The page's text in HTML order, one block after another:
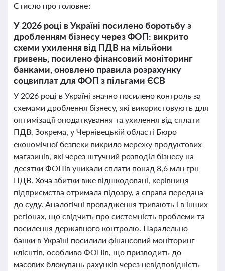
Стисло про головне:
У 2026 році в Україні посилено боротьбу з
дробленням бізнесу через ФОП: викрито
схеми ухилення від ПДВ на мільйони
гривень, посилено фінансовий моніторинг
банками, оновлено правила розрахунку
соцвиплат для ФОП з пільгами ЄСВ
У 2026 році в Україні значно посилено контроль за
схемами дроблення бізнесу, які використовують для
оптимізації оподаткування та ухилення від сплати
ПДВ. Зокрема, у Чернівецькій області Бюро
економічної безпеки викрило мережу продуктових
магазинів, які через штучний розподіл бізнесу на
десятки ФОПів уникали сплати понад 8,6 млн грн
ПДВ. Хоча збитки вже відшкодовані, керівниця
підприємства отримала підозру, а справа передана
до суду. Аналогічні провадження тривають і в інших
регіонах, що свідчить про системність проблеми та
посилення державного контролю. Паралельно
банки в Україні посилили фінансовий моніторинг
клієнтів, особливо ФОПів, що призводить до
масових блокувань рахунків через невідповідність